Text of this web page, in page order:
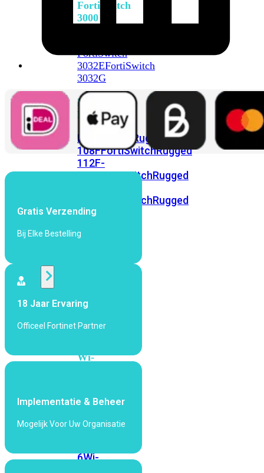
FortiSwitch
3000
FortiSwitch
3032EFortiSwitch
3032G
FortiSwitch
Ruggedized
FortiSwitchRugged
108FFortiSwitchRugged
112F-
POEFortiSwitchRugged
FortiSwitchRugged
424F-
Access
Points
Wi-
Wi-
Fi
Wi-
6Wi-
Gratis Verzending
Bij Elke Bestelling
18 Jaar Ervaring
Officeel Fortinet Partner
Implementatie & Beheer
Mogelijk Voor Uw Organisatie